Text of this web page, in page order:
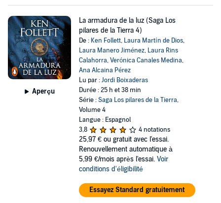
Aperçu
La armadura de la luz (Saga Los
pilares de la Tierra 4)
De : Ken Follett, Laura Martín de Dios,
Laura Manero Jiménez, Laura Rins
Calahorra,Verónica Canales Medina,
Ana Alcaina Pérez
Lu par :Jordi Boixaderas
Durée : 25 h et 38 min
Série :Saga Los pilares de la Tierra,
Volume 4
Langue : Espagnol
3,8
4 notations
25,97 € ou gratuit avec l'essai.
Renouvellement automatique à
5,99 €/mois après l'essai. Voir
conditions d'éligibilité
Essayez Standard gratuitement